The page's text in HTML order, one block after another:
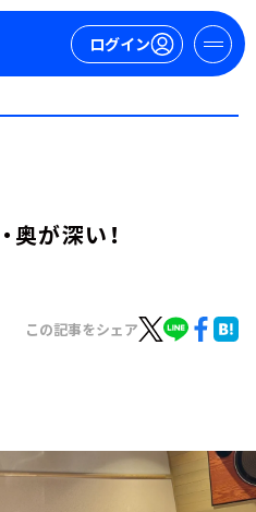
ログイン
奥が深い！
この記事をシェア